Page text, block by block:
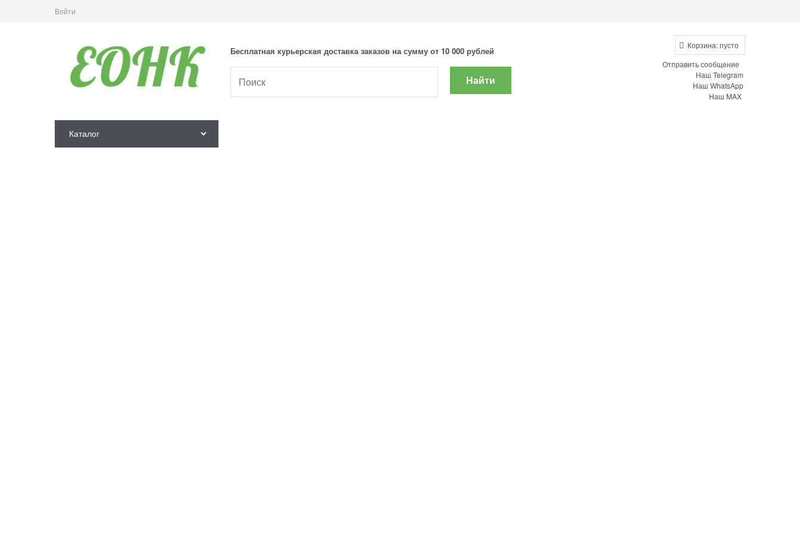
Войти
Бесплатная курьерская доставка заказов на сумму от 10 000 рублей
Найти
Корзина:пусто
Отправить сообщение
Наш Telegram
Наш WhatsApp
Наш MAX
Каталог